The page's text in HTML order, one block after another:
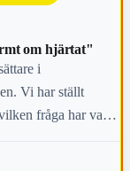
om hjärtat"
i
Vi har ställt
fråga har varit
anses vara den